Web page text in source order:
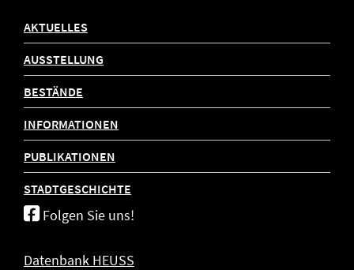
AKTUELLES
AUSSTELLUNG
BESTÄNDE
INFORMATIONEN
PUBLIKATIONEN
STADTGESCHICHTE
Folgen Sie uns!
Datenbank HEUSS